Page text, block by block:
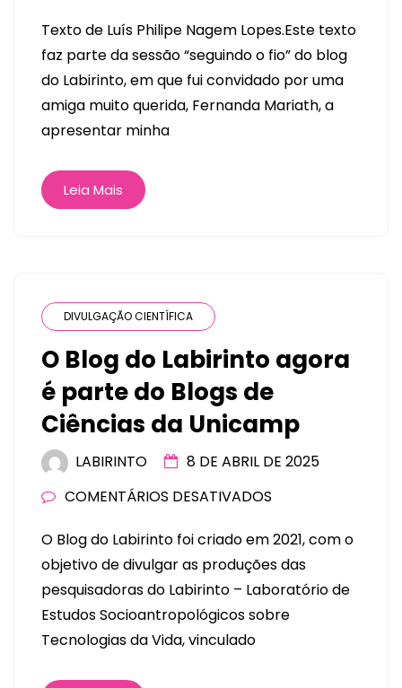
Texto de Luís Philipe Nagem Lopes.Este texto
faz parte da sessão “seguindo o fio” do blog
do Labirinto, em que fui convidado por uma
amiga muito querida, Fernanda Mariath, a
apresentar minha
Leia Mais
DIVULGAÇÃO CIENTÍFICA
O Blog do Labirinto agora
é parte do Blogs de
Ciências da Unicamp
LABIRINTO
8 DE ABRIL DE 2025
COMENTÁRIOS DESATIVADOS
O Blog do Labirinto foi criado em 2021, com o
objetivo de divulgar as produções das
pesquisadoras do Labirinto – Laboratório de
Estudos Socioantropológicos sobre
Tecnologias da Vida, vinculado